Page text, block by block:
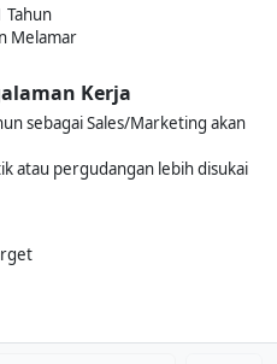
Tahun
Melamar
Kerja
sebagai Sales/Marketing akan
atau pergudangan lebih disukai